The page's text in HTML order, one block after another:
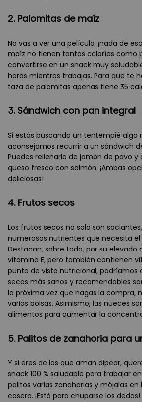
2. Palomitas de maíz
No vas a ver una película, ¡nada de
maíz no tienen tantas calorías como
convertirse en un snack muy
horas mientras trabajas. Para que te
taza de palomitas apenas tiene 35
3. Sándwich con pan integral
Si estás buscando un tentempié algo
aconsejamos recurrir a un sándwich
Puedes rellenarlo de jamón de pavo y
queso fresco con salmón. ¡Ambas
deliciosas!
4. Frutos secos
Los frutos secos no solo son
numerosos nutrientes que necesita el
Destacan, sobre todo, por su elevado
vitamina E, pero también contienen
punto de vista nutricional, podríamos
secos más sanos y recomendables
la próxima vez que hagas la compra,
varias bolsas. Asimismo, las nueces
alimentos para aumentar la
5. Palitos de zanahoria para
Y si eres de los que aman dipear,
snack 100 % saludable para trabajar
palitos varias zanahorias y mójalas
casero. ¡Está para chuparse los dedos!